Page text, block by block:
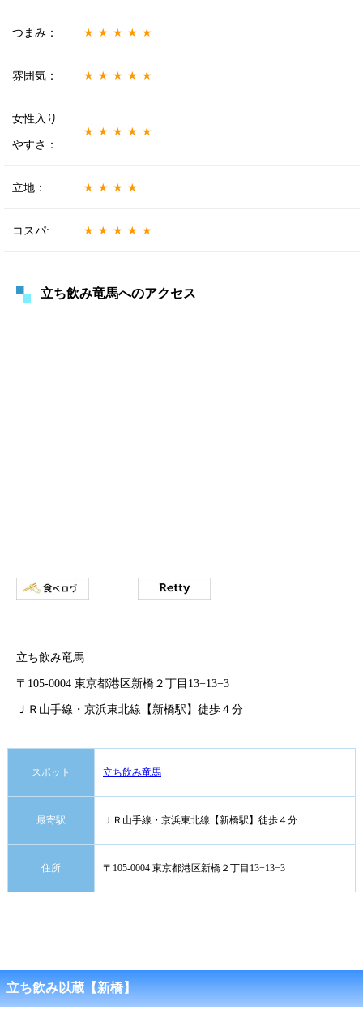
つまみ： ★★★★★
雰囲気： ★★★★★
女性入り
やすさ：
★★★★★
立地： ★★★★
コスパ: ★★★★★
立ち飲み竜馬へのアクセス
立ち飲み竜馬
〒105-0004 東京都港区新橋２丁目13−13−3
ＪＲ山手線・京浜東北線【新橋駅】徒歩４分
スポット 立ち飲み竜馬
最寄駅 ＪＲ山手線・京浜東北線【新橋駅】徒歩４分
住所 〒105-0004 東京都港区新橋２丁目13−13−3
立ち飲み以蔵【新橋】